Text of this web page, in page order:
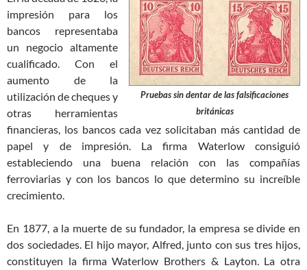
Pruebas sin dentar de las falsificaciones
británicas
impresión para los
bancos representaba
un negocio altamente
cualificado. Con el
aumento de la
utilización de cheques y
otras herramientas
financieras, los bancos cada vez solicitaban más cantidad de
papel y de impresión. La firma Waterlow consiguió
estableciendo una buena relación con las compañías
ferroviarias y con los bancos lo que determino su increíble
crecimiento.
En 1877, a la muerte de su fundador, la empresa se divide en
dos sociedades. El hijo mayor, Alfred, junto con sus tres hijos,
constituyen la firma Waterlow Brothers & Layton. La otra